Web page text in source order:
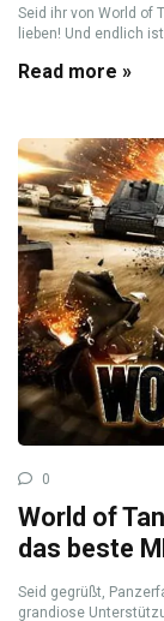
Seid ihr von World of
lieben! Und endlich
Read more »
0
World of
das beste
Seid gegrüßt,
grandiose